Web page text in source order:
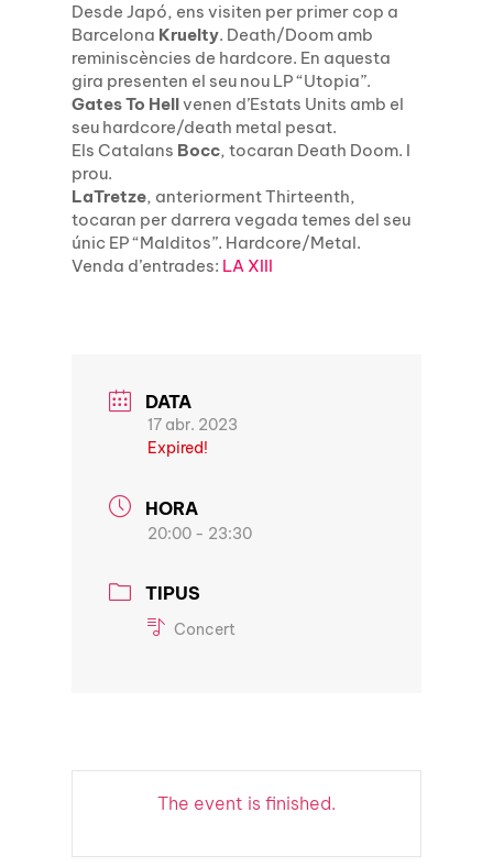
Desde Japó, ens visiten per primer cop a
Barcelona Kruelty. Death/Doom amb
reminiscències de hardcore. En aquesta
gira presenten el seu nou LP “Utopia”.
Gates To Hellvenen d’Estats Units amb el
seu hardcore/death metal pesat.
Els Catalans Bocc, tocaran Death Doom. I
prou.
LaTretze, anteriorment Thirteenth,
tocaran per darrera vegada temes del seu
únic EP “Malditos”. Hardcore/Metal.
Venda d’entrades: LA XIII
DATA
17 abr. 2023
Expired!
HORA
20:00 - 23:30
TIPUS
Concert
The event is finished.